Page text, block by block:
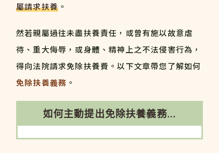
屬請求扶養 。
然若親屬過往未盡扶養責任，或曾有施以故意虐
待、重大侮辱，或身體、精神上之不法侵害行為，
得向法院請求免除扶養費。以下文章帶您了解如何
免除扶養義務 。
如何主動提出免除扶養義務...